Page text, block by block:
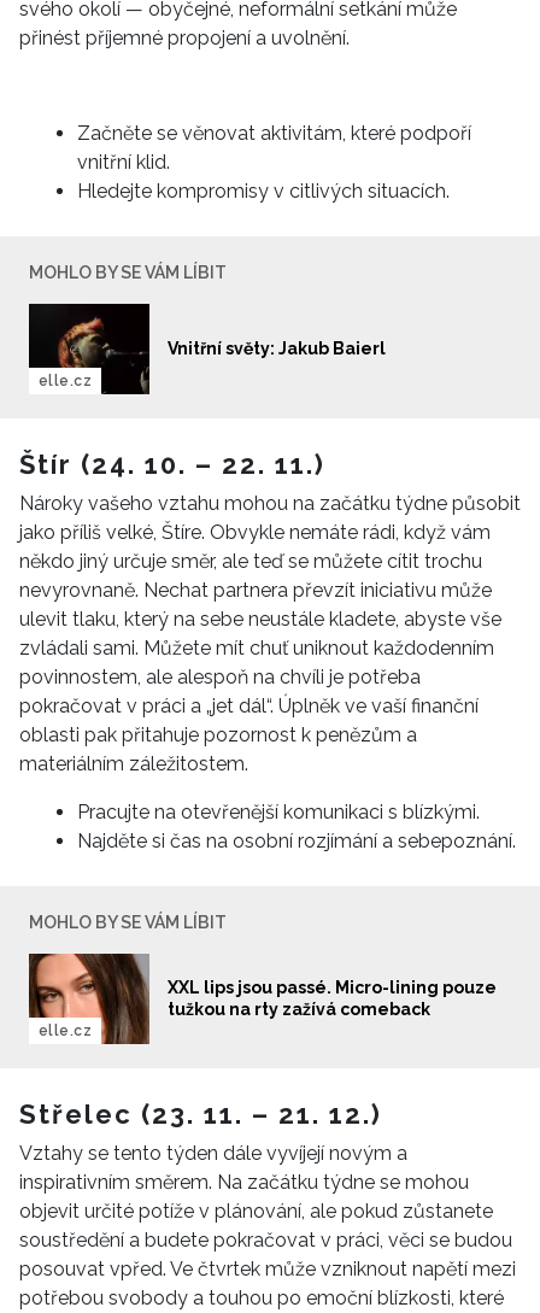
INFORMACE
REDAKCE
svého okolí — obyčejné, neformální setkání může
přinést příjemné propojení a uvolnění.
Začněte se věnovat aktivitám, které podpoří
vnitřní klid.
Hledejte kompromisy v citlivých situacích.
MOHLO BY SE VÁM LÍBIT
Vnitřní světy: Jakub Baierl
elle.cz
Štír (24. 10. – 22. 11.)
Nároky vašeho vztahu mohou na začátku týdne působit
jako příliš velké, Štíre. Obvykle nemáte rádi, když vám
někdo jiný určuje směr, ale teď se můžete cítit trochu
nevyrovnaně. Nechat partnera převzít iniciativu může
ulevit tlaku, který na sebe neustále kladete, abyste vše
zvládali sami. Můžete mít chuť uniknout každodenním
povinnostem, ale alespoň na chvíli je potřeba
pokračovat v práci a „jet dál“. Úplněk ve vaší finanční
oblasti pak přitahuje pozornost k penězům a
materiálním záležitostem.
Pracujte na otevřenější komunikaci s blízkými.
Najděte si čas na osobní rozjímání a sebepoznání.
MOHLO BY SE VÁM LÍBIT
XXL lips jsou passé. Micro-lining pouze
tužkou na rty zažívá comeback
elle.cz
Střelec (23. 11. – 21. 12.)
Vztahy se tento týden dále vyvíjejí novým a
inspirativním směrem. Na začátku týdne se mohou
objevit určité potíže v plánování, ale pokud zůstanete
soustředění a budete pokračovat v práci, věci se budou
posouvat vpřed. Ve čtvrtek může vzniknout napětí mezi
potřebou svobody a touhou po emoční blízkosti, které